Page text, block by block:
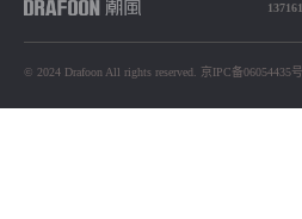
© 2024 Drafoon All rights reserved. 京IPC备06054435号